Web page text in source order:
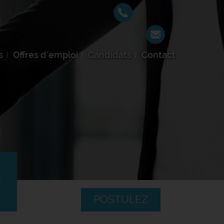
Offres d'emploi Candidats Contact
POSTULEZ